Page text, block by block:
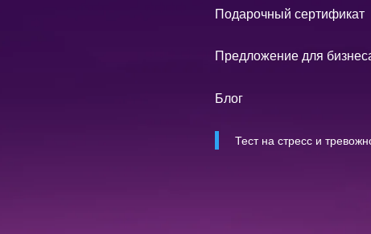
Подарочный сертификат
Предложение для
Блог
Тест на стресс и